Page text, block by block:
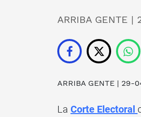
ARRIBA GENTE |
ARRIBA GENTE | 29-
La Corte Electoral